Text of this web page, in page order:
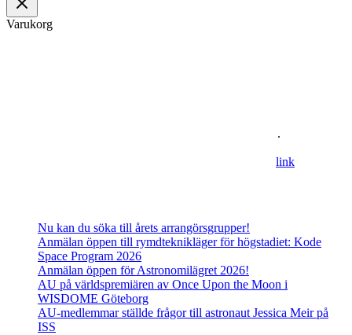
Varukorg
.
link
Nu kan du söka till årets arrangörsgrupper!
Anmälan öppen till rymdteknikläger för högstadiet: Kode
Space Program 2026
Anmälan öppen för Astronomilägret 2026!
AU på världspremiären av Once Upon the Moon i
WISDOME Göteborg
AU-medlemmar ställde frågor till astronaut Jessica Meir på
ISS